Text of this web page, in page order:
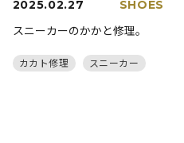
2025.02.27 SHOES
スニーカーのかかと修理。
カカト修理 スニーカー